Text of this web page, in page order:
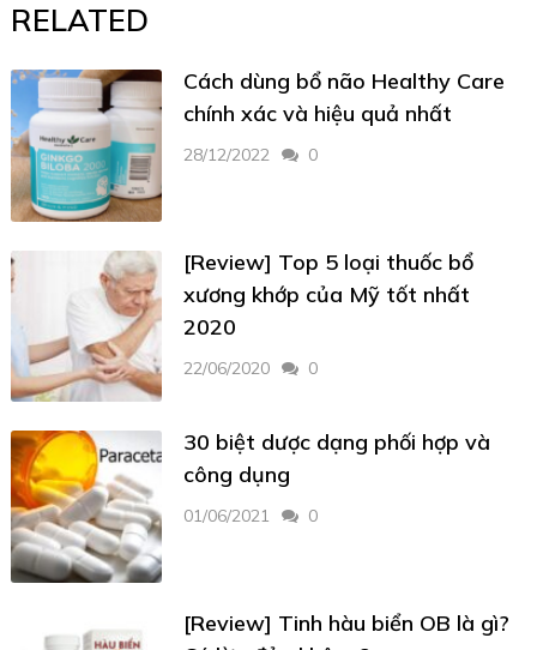
RELATED
Cách dùng bổ não Healthy Care
chính xác và hiệu quả nhất
28/12/2022 0
[Review] Top 5 loại thuốc bổ
xương khớp của Mỹ tốt nhất
2020
22/06/2020 0
30 biệt dược dạng phối hợp và
công dụng
01/06/2021 0
[Review] Tinh hàu biển OB là gì?